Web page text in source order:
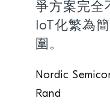
爭方案完全
IoT化繁為
圍。
Nordic
Rand